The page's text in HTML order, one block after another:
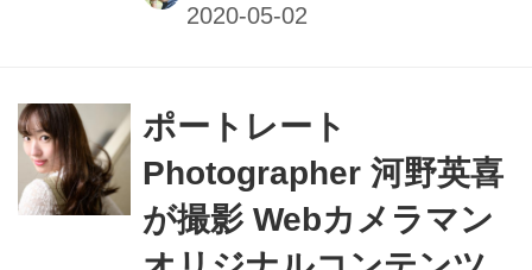
きるのはもちろん､週替わりの撮影小
モデルの動きに合わせてフレームをキ
メる様子を堪能しよう。
ポートレート
Photographer 河野英喜
が撮影 Webカメラマン